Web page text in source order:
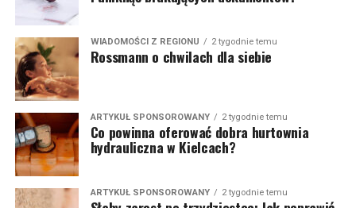
WIADOMOŚCI Z REGIONU 2 tygodnie temu
Rossmann o chwilach dla siebie
ARTYKUŁ SPONSOROWANY 2 tygodnie temu
Co powinna oferować dobra hurtownia
hydrauliczna w Kielcach?
ARTYKUŁ SPONSOROWANY 2 tygodnie temu